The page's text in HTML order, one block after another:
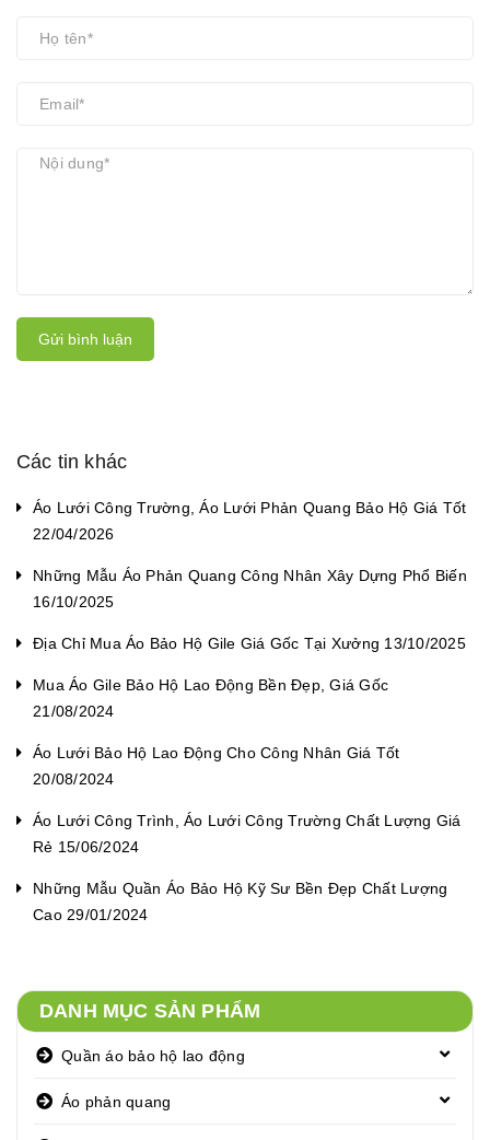
Gửi bình luận
Các tin khác
Áo Lưới Công Trường, Áo Lưới Phản Quang Bảo Hộ Giá Tốt
22/04/2026
Những Mẫu Áo Phản Quang Công Nhân Xây Dựng Phổ Biến
16/10/2025
Địa Chỉ Mua Áo Bảo Hộ Gile Giá Gốc Tại Xưởng 13/10/2025
Mua Áo Gile Bảo Hộ Lao Động Bền Đẹp, Giá Gốc
21/08/2024
Áo Lưới Bảo Hộ Lao Động Cho Công Nhân Giá Tốt
20/08/2024
Áo Lưới Công Trình, Áo Lưới Công Trường Chất Lượng Giá
Rẻ 15/06/2024
Những Mẫu Quần Áo Bảo Hộ Kỹ Sư Bền Đẹp Chất Lượng
Cao 29/01/2024
DANH MỤC SẢN PHẨM
Quần áo bảo hộ lao động
Áo phản quang